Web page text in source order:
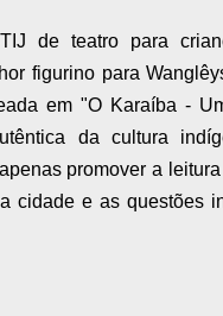
de teatro para
figurino para
em "O Karaíba -
da cultura
promover a
cidade e as questões